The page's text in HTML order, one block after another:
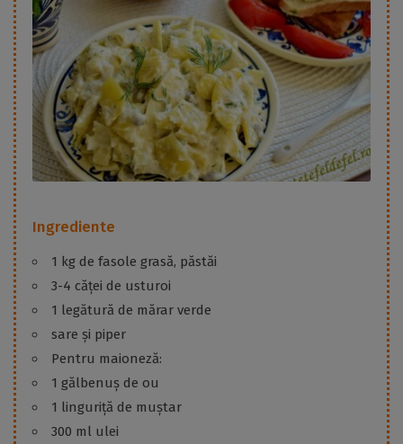
Ingrediente
1 kg de fasole grasă, păstăi
3-4 căței de usturoi
1 legătură de mărar verde
sare și piper
Pentru maioneză:
1 gălbenuș de ou
1 linguriță de muștar
300 ml ulei